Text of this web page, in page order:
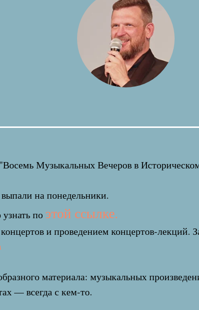
Музыкальных Вечеров в
на понедельники.
по этой ссылке.
и проведением концертов-лекций.
материала: музыкальных
— всегда с кем-то.